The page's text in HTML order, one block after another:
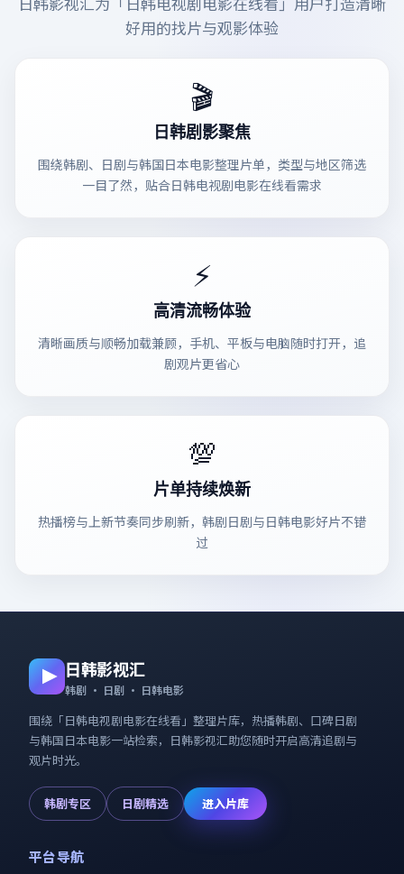
好用的找片与观影体验
🎬
日韩剧影聚焦
围绕韩剧、日剧与韩国日本电影整理片单，类型与地区筛选
一目了然，贴合日韩电视剧电影在线看需求
⚡
高清流畅体验
清晰画质与顺畅加载兼顾，手机、平板与电脑随时打开，追
剧观片更省心
💯
片单持续焕新
热播榜与上新节奏同步刷新，韩剧日剧与日韩电影好片不错
过
日韩影视汇
韩剧 · 日剧 · 日韩电影
围绕「日韩电视剧电影在线看 」整理片库，热播韩剧、口碑日剧
与韩国日本电影一站检索， 日韩影视汇助您随时开启高清追剧与
观片时光。
韩剧专区 日剧精选 进入片库
平台导航